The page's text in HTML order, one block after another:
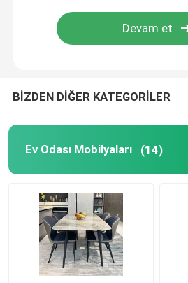
Suni Mermer Yemek Masası
BİZDEN DİĞER KATEGORİLER
Ev Odası Mobilyaları (14)